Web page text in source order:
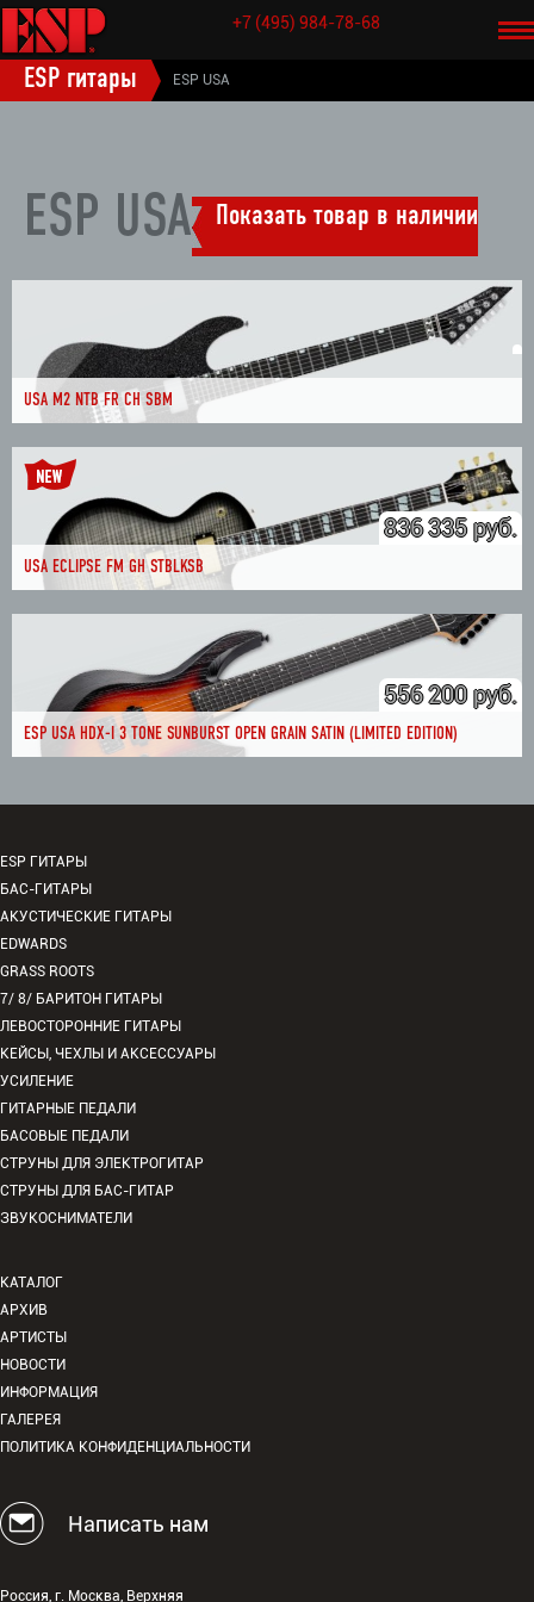
+7 (495) 984-78-68
ESP гитары ESP USA
НАЗАД
ESP USA Показать товар в наличии
USA M2 NTB FR CH SBM
836 335 руб.
USA ECLIPSE FM GH STBLKSB
556 200 руб.
ESP USA HDX-I 3 TONE SUNBURST OPEN GRAIN SATIN (LIMITED EDITION)
ESP ГИТАРЫ
БАС-ГИТАРЫ
АКУСТИЧЕСКИЕ ГИТАРЫ
EDWARDS
GRASS ROOTS
7/ 8/ БАРИТОН ГИТАРЫ
ЛЕВОСТОРОННИЕ ГИТАРЫ
КЕЙСЫ, ЧЕХЛЫ И АКСЕССУАРЫ
УСИЛЕНИЕ
ГИТАРНЫЕ ПЕДАЛИ
БАСОВЫЕ ПЕДАЛИ
СТРУНЫ ДЛЯ ЭЛЕКТРОГИТАР
СТРУНЫ ДЛЯ БАС-ГИТАР
ЗВУКОСНИМАТЕЛИ
КАТАЛОГ
АРХИВ
АРТИСТЫ
НОВОСТИ
ИНФОРМАЦИЯ
ГАЛЕРЕЯ
ПОЛИТИКА КОНФИДЕНЦИАЛЬНОСТИ
Написать нам
Россия, г. Москва, Верхняя